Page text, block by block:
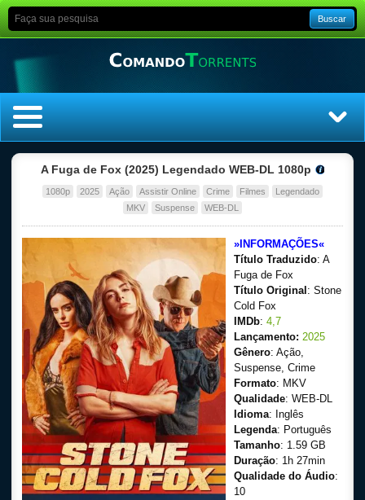
Buscar
Top Filmes
Top Séries
Filmes
Dublado
Legendado
A Fuga de Fox (2025) Legendado WEB-DL 1080p
1080p 2025 Ação Assistir Online Crime Filmes
Legendado
MKV
Suspense WEB-DL
»INFORMAÇÕES«
Título Traduzido: A
Fuga de Fox
Título Original : Stone
Cold Fox
IMDb: 4,7
Lançamento: 2025
Gênero: Ação,
Suspense, Crime
Formato: MKV
Qualidade: WEB-DL
Idioma: Inglês
Legenda: Português
Tamanho: 1.59 GB
Duração: 1h 27min
Qualidade do Áudio:
10